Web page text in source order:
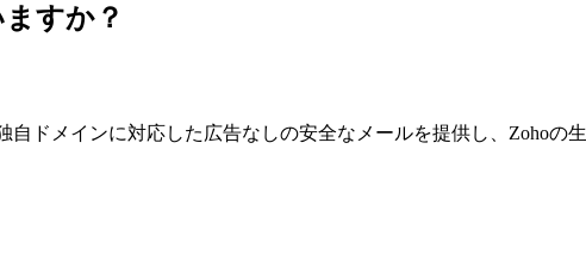
すか？
ドメインに対応した広告なしの安全なメールを提供し、Zohoの